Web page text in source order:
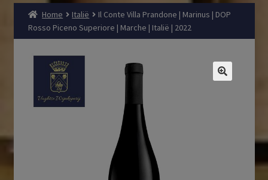
Home Italië
Il Conte Villa Prandone | Marinus | DOP
Rosso Piceno Superiore | Marche | Italië | 2022